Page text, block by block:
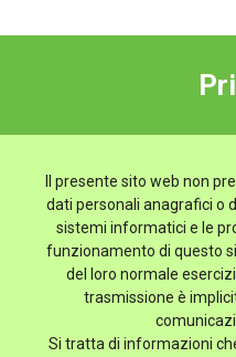
Il presente sito web non
dati personali anagrafici o
sistemi informatici e le
funzionamento di questo
del loro normale
trasmissione è
Si tratta di informazioni